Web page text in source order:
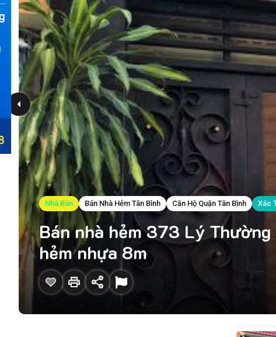
Nhà Bán Bán Nhà Hẻm Tân Bình Căn Hộ Quận Tân Bình Xác
Bán nhà hẻm 373 Lý
hẻm nhựa 8m